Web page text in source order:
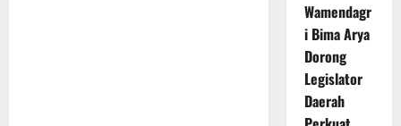
Wamendagr
i Bima Arya
Dorong
Legislator
Daerah